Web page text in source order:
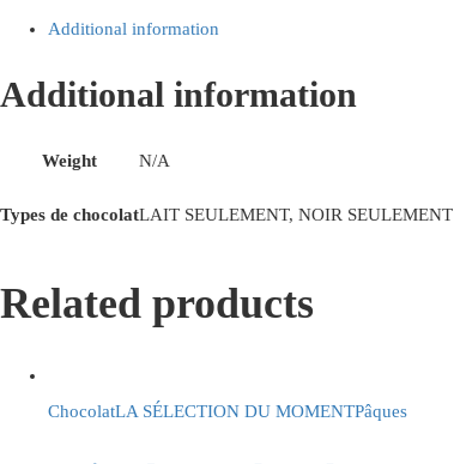
Additional information
Additional information
Weight N/A
Types de chocolatLAIT SEULEMENT, NOIR SEULEMENT
Related products
ChocolatLA SÉLECTION DU MOMENTPâques